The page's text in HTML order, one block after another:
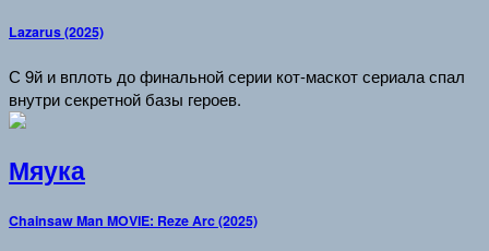
Lazarus (2025)
С 9й и вплоть до финальной серии кот-маскот сериала спал
внутри секретной базы героев.
Мяука
Chainsaw Man MOVIE: Reze Arc (2025)